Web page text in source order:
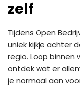
zelf
Tijdens Open
uniek kijkje achter
regio. Loop binnen
ontdek wat er
je normaal aan